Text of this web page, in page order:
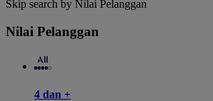
Skip search by Nilai Pelanggan
Nilai Pelanggan
4 dan +